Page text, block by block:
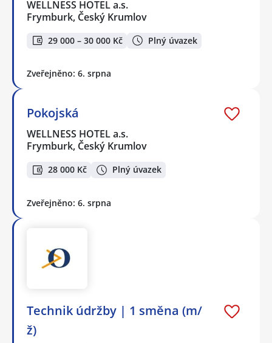
WELLNESS HOTEL a.s.
Frymburk, Český Krumlov
29 000 – 30 000 Kč Plný úvazek
Zveřejněno: 6. srpna
Pokojská
WELLNESS HOTEL a.s.
Frymburk, Český Krumlov
28 000 Kč Plný úvazek
Zveřejněno: 6. srpna
Technik údržby | 1 směna (m/
ž)